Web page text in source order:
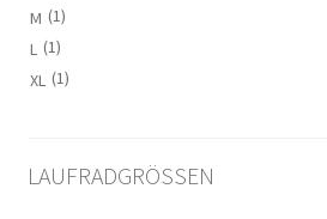
M (1)
L (1)
XL (1)
LAUFRADGRÖSSEN